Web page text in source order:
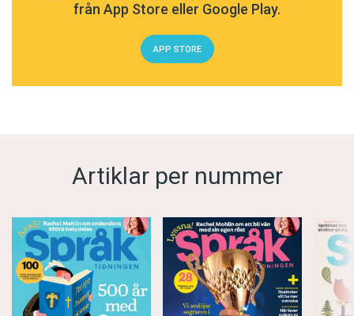
från App Store eller Google Play.
APP STORE
Artiklar per nummer